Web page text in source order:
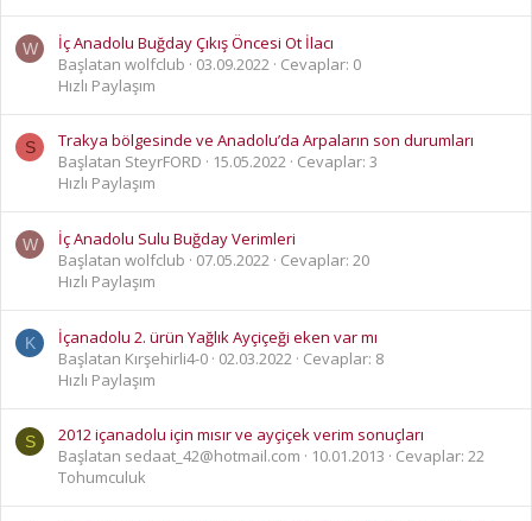
W
İç Anadolu Buğday Çıkış Öncesi Ot İlacı
Başlatan wolfclub
03.09.2022 Cevaplar: 0
Hızlı Paylaşım
S
Trakya bölgesinde ve Anadolu’da Arpaların son durumları
Başlatan SteyrFORD
15.05.2022 Cevaplar: 3
Hızlı Paylaşım
W
İç Anadolu Sulu Buğday Verimleri
Başlatan wolfclub
07.05.2022 Cevaplar: 20
Hızlı Paylaşım
K
İçanadolu 2. ürün Yağlık Ayçiçeği eken var mı
Başlatan Kırşehirli4-0 02.03.2022 Cevaplar: 8
Hızlı Paylaşım
S
2012 içanadolu için mısır ve ayçiçek verim sonuçları
Başlatan sedaat_42@hotmail.com
10.01.2013
Cevaplar: 22
Tohumculuk